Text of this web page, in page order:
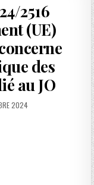
2516
(UE)
des
au JO
2024